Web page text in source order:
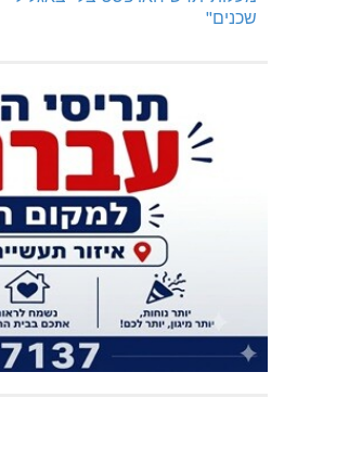
שכנים"